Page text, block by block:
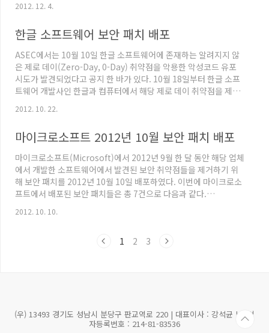
이 취약점을 제거 할 수 있는 보안 패치를 배포하기 시작하였다. [공
패치의 설치 대상이 되는 한글 소프트웨어 제품들은 다음과 같다. 한
컴 오피스 2010 SE+, 2007, 2005한글 2010 SE+, 2007, 2005,
2002 해당 보안 패치는 한글과 컴퓨터 웹 사이트를 통해 보안 패..
2012. 12. 4.
한글 소프트웨어 보안 패치 배포
ASEC에서는 10월 10일 한글 소프트웨어에 존재하는 알려지지 않
은 제로 데이(Zero-Day, 0-Day) 취약점을 악용한 악성코드 유포
시도가 발견되었다고 공지 한 바가 있다. 10월 18일부터 한글 소프
트웨어 개발사인 한글과 컴퓨터에서 해당 제로 데이 취약점을 제거
는 한글 소프트웨어는 다음과 같다. 한글 2002 5.7.9.3058 및 이전
이전버전한글 2007 7.5.12.652 및 이전버전한글 2010 8.5.8.1278
및 이전버전 해당 보안 패치는 한글과 컴퓨터 웹 사이트를 통해 보안
패치를 업데이트 할 수 있으며, 아래 이미지와 같..
2012. 10. 22.
마이크로소프트 2012년 10월 보안 패치 배포
마이크로소프트(Microsoft)에서 2012년 9월 한 달 동안 해당 업체
에서 개발한 소프트웨어에서 발견된 보안 취약점들을 제거하기 위
해 보안 패치를 2012년 10월 10일 배포하였다. 이번에 마이크로소
프트에서 배포된 보안 패치들은 총 7건으로 다음과 같다.
Word의 취약점으로 인한 원격 코드 실행 문제점 (2742319)
Works의 취약점으로 인한 원격 코드 실행 문제점 (2754670)
2012. 10. 10.
1 2 3
(우) 13493 경기도 성남시 분당구 판교역로 220 | 대표이사 : 강석균 | 사업
자등록번호 : 214-81-83536